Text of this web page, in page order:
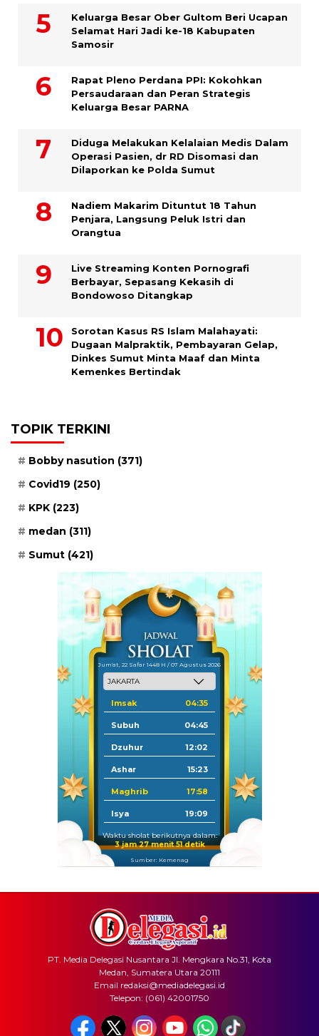
Keluarga Besar Ober Gultom Beri Ucapan
Selamat Hari Jadi ke-18 Kabupaten
Samosir
Rapat Pleno Perdana PPI: Kokohkan
Persaudaraan dan Peran Strategis
Keluarga Besar PARNA
Diduga Melakukan Kelalaian Medis Dalam
Operasi Pasien, dr RD Disomasi dan
Dilaporkan ke Polda Sumut
​Nadiem Makarim Dituntut 18 Tahun
Penjara, Langsung Peluk Istri dan
Orangtua
Live Streaming Konten Pornografi
Berbayar, Sepasang Kekasih di
Bondowoso Ditangkap
Sorotan Kasus RS Islam Malahayati:
Dugaan Malpraktik, Pembayaran Gelap,
Dinkes Sumut Minta Maaf dan Minta
Kemenkes Bertindak
TOPIK TERKINI
Bobby nasution (371)
Covid19 (250)
KPK (223)
medan (311)
Sumut (421)
Jum'at, 22 Safar 1448 H / 07 Agustus 2026
Imsak 04:35
Subuh 04:45
Dzuhur 12:02
Ashar 15:23
Maghrib 17:58
Isya 19:09
Waktu sholat berikutnya dalam:
3 jam 27 menit 51 detik
Sumber: Kemenag
PT. Media Delegasi Nusantara Jl. Mengkara No.31, Kota
Medan, Sumatera Utara 20111
Email redaksi@mediadelegasi.id
Telepon: (061) 42001750